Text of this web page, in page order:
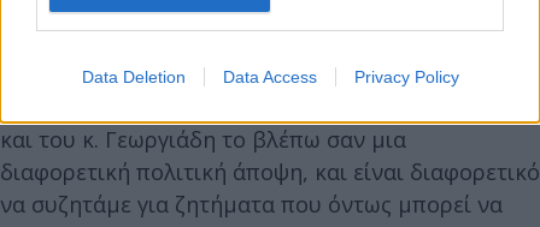
Data Deletion Data Access Privacy Policy
«Είναι διαφορετική κλίμακα», απάντησε,
και του κ. Γεωργιάδη το βλέπω σαν μια
διαφορετική πολιτική άποψη, και είναι διαφορετικό
να συζητάμε για ζητήματα που όντως μπορεί να